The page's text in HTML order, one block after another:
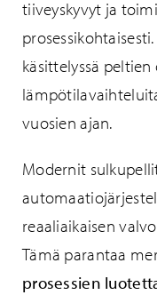
tiiveyskyvyt ja
käsittelyssä
vuosien ajan.
Modernit
reaaliaikaisen
Tämä parantaa
prosessien